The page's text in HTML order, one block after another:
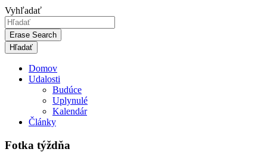
Vyhľadať
Erase Search
Domov
Udalosti
Budúce
Uplynulé
Kalendár
Články
Fotka týždňa